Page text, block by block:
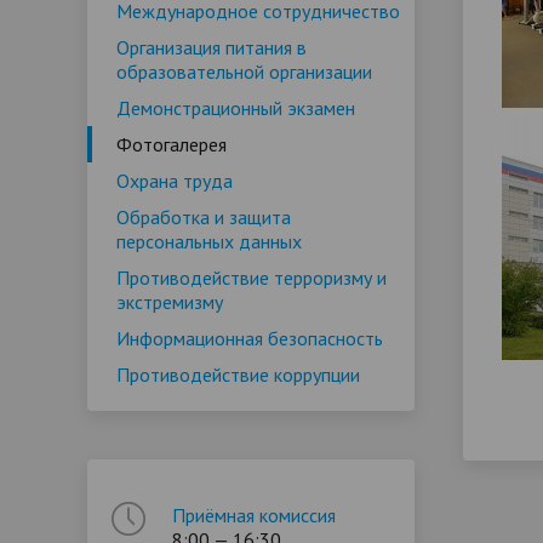
Международное сотрудничество
Организация питания в
образовательной организации
Демонстрационный экзамен
Фотогалерея
Охрана труда
Обработка и защита
персональных данных
Противодействие терроризму и
экстремизму
Информационная безопасность
Противодействие коррупции
Приёмная комиссия